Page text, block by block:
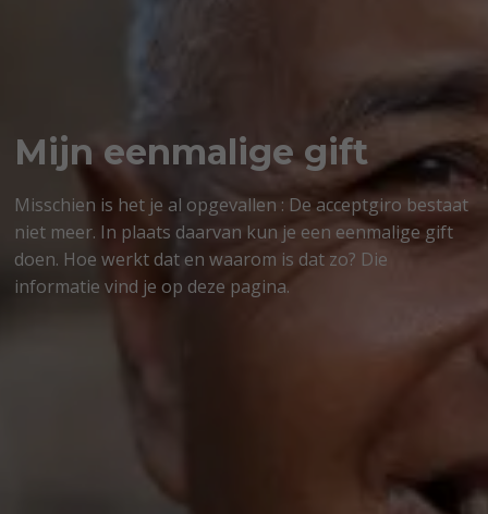
Mijn eenmalige gift
Misschien is het je al opgevallen : De acceptgiro bestaat
niet meer. In plaats daarvan kun je een eenmalige gift
doen. Hoe werkt dat en waarom is dat zo? Die
informatie vind je op deze pagina.